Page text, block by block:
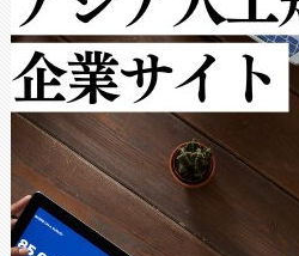
ルの変電所周囲
作業と点群処理
Avia 2は、2種
× 80°のノーマ
ードを切り替え